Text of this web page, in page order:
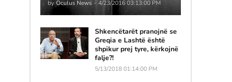
by Oculus News - 4/23/2016 03:13:00 PM
Shkencëtarët pranojnë se
Greqia e Lashtë është
shpikur prej tyre, kërkojnë
falje?!
5/13/2018 01:14:00 PM